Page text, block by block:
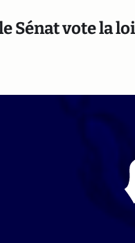
Sénat vote la